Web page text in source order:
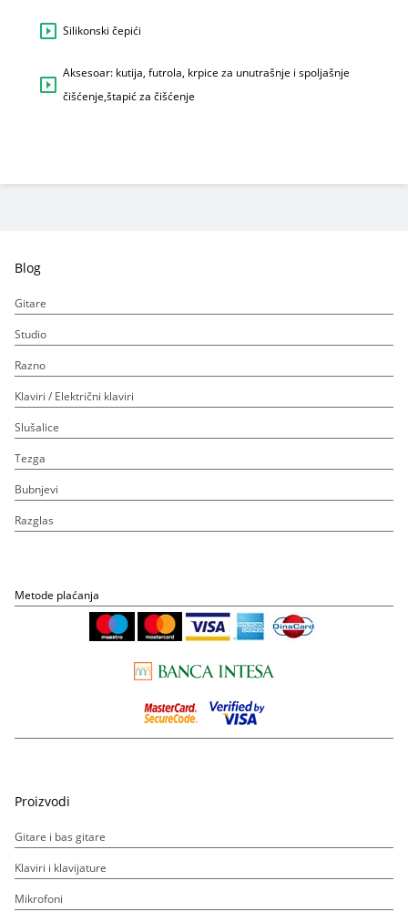
Silikonski čepići
Aksesoar: kutija, futrola, krpice za unutrašnje i spoljašnje
čišćenje,štapić za čišćenje
Blog
Gitare
Studio
Razno
Klaviri / Električni klaviri
Slušalice
Tezga
Bubnjevi
Razglas
Metode plaćanja
Proizvodi
Gitare i bas gitare
Klaviri i klavijature
Mikrofoni